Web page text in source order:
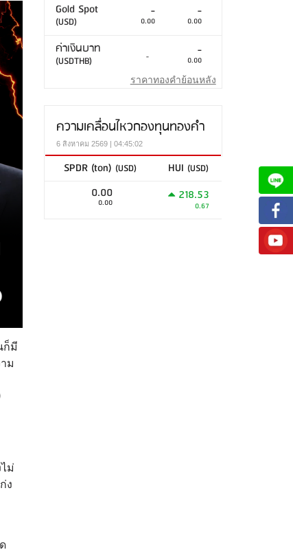
ก็มี
ม
ม่
ง
Gold Spot
(USD)
-
0.00
-
0.00
ค่าเงินบาท
(USDTHB) - -
0.00
ราคาทองคำย้อนหลัง
ความเคลื่อนไหวกองทุนทองคำ
6 สิงหาคม 2569 | 04:45:02
SPDR (ton) (USD) HUI (USD)
0.00
0.00 218.53
0.67